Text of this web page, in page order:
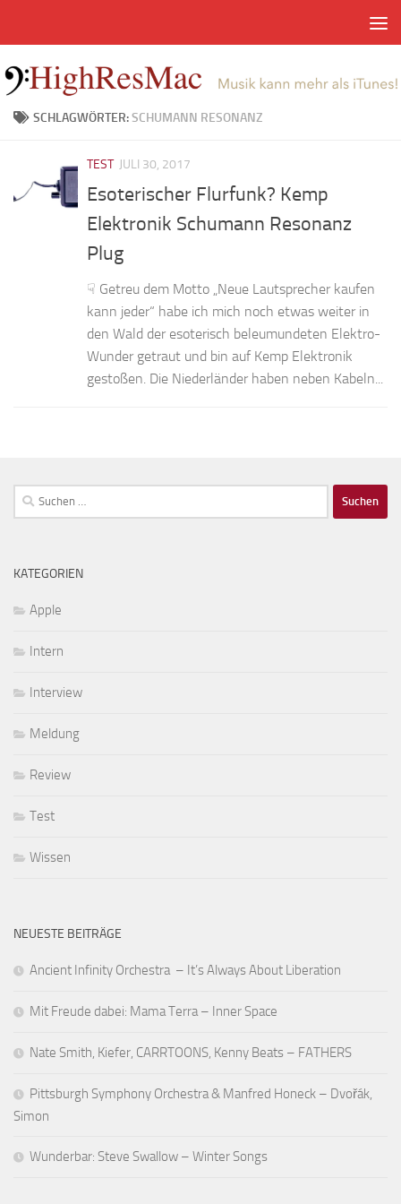
SCHLAGWÖRTER:SCHUMANN RESONANZ
TEST JULI 30, 2017
Esoterischer Flurfunk? Kemp
Elektronik Schumann Resonanz
Plug
☟ Getreu dem Motto „Neue Lautsprecher kaufen
kann jeder“ habe ich mich noch etwas weiter in
den Wald der esoterisch beleumundeten Elektro-
Wunder getraut und bin auf Kemp Elektronik
gestoßen. Die Niederländer haben neben Kabeln...
Suchen
nach:
KATEGORIEN
Apple
Intern
Interview
Meldung
Review
Test
Wissen
NEUESTE BEITRÄGE
Ancient Infinity Orchestra – It’s Always About Liberation
Mit Freude dabei: Mama Terra – Inner Space
Nate Smith, Kiefer, CARRTOONS, Kenny Beats – FATHERS
Pittsburgh Symphony Orchestra & Manfred Honeck – Dvořák,
Simon
Wunderbar: Steve Swallow – Winter Songs